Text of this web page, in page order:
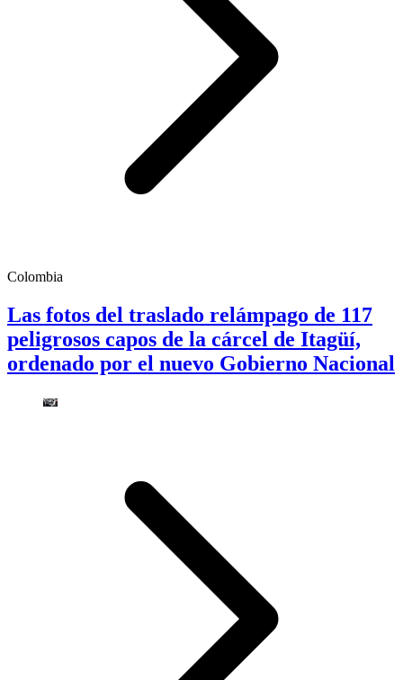
Colombia
Las fotos del traslado relámpago de 117
peligrosos capos de la cárcel de Itagüí,
ordenado por el nuevo Gobierno Nacional